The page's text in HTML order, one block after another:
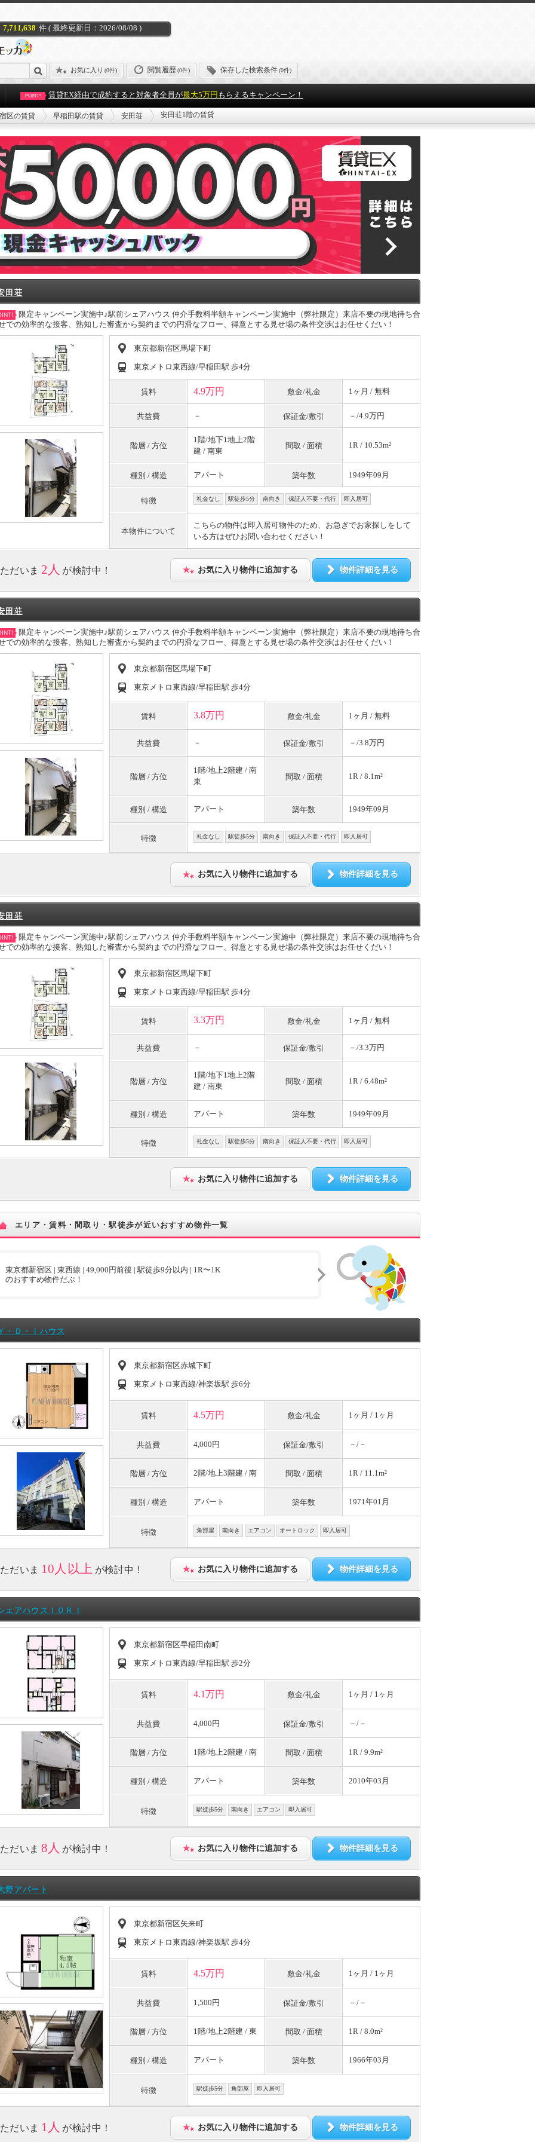
7,711,638 件 ( 最終更新日：2026/08/08 )
お気に入り (0件) 閲覧履歴(0件) 保存した検索条件(0件)
POINT! 賃貸EX経由で成約すると対象者全員が最大5万円 もらえるキャンペーン！
区の賃貸 早稲田駅の賃貸 安田荘 安田荘1階の賃貸
田荘
限定キャンペーン実施中♪駅前シェアハウス 仲介手数料半額キャンペーン実施中（弊社限定）来店不要の現地待ち合
での効率的な接客、熟知した審査から契約までの円滑なフロー、得意とする見せ場の条件交渉はお任せくだい！
東京都新宿区馬場下町
東京メトロ東西線/早稲田駅 歩4分
賃料 4.9万円 敷金/礼金 1ヶ月 / 無料
共益費 － 保証金/敷引 －/4.9万円
階層 / 方位
1階/地下1地上2階
建 / 南東
間取 / 面積 1R / 10.53m²
種別 / 構造 アパート 築年数 1949年09月
特徴 礼金なし 駅徒歩5分 南向き 保証人不要・代行 即入居可
本物件について
こちらの物件は即入居可物件のため、お急ぎでお家探しをして
いる方はぜひお問い合わせください！
ただいま 2人 が検討中！ お気に入り物件に追加する 物件詳細を見る
田荘
限定キャンペーン実施中♪駅前シェアハウス 仲介手数料半額キャンペーン実施中（弊社限定）来店不要の現地待ち合
での効率的な接客、熟知した審査から契約までの円滑なフロー、得意とする見せ場の条件交渉はお任せくだい！
東京都新宿区馬場下町
東京メトロ東西線/早稲田駅 歩4分
賃料 3.8万円 敷金/礼金 1ヶ月 / 無料
共益費 － 保証金/敷引 －/3.8万円
階層 / 方位
1階/地上2階建 / 南
東
間取 / 面積 1R / 8.1m²
種別 / 構造 アパート 築年数 1949年09月
特徴 礼金なし 駅徒歩5分 南向き 保証人不要・代行 即入居可
お気に入り物件に追加する 物件詳細を見る
田荘
限定キャンペーン実施中♪駅前シェアハウス 仲介手数料半額キャンペーン実施中（弊社限定）来店不要の現地待ち合
での効率的な接客、熟知した審査から契約までの円滑なフロー、得意とする見せ場の条件交渉はお任せくだい！
東京都新宿区馬場下町
東京メトロ東西線/早稲田駅 歩4分
賃料 3.3万円 敷金/礼金 1ヶ月 / 無料
共益費 － 保証金/敷引 －/3.3万円
階層 / 方位
1階/地下1地上2階
建 / 南東
間取 / 面積 1R / 6.48m²
種別 / 構造 アパート 築年数 1949年09月
特徴 礼金なし 駅徒歩5分 南向き 保証人不要・代行 即入居可
お気に入り物件に追加する 物件詳細を見る
エリア・賃料・間取り・駅徒歩が近いおすすめ物件一覧
東京都新宿区 | 東西線 | 49,000円前後 | 駅徒歩9分以内 | 1R〜1K
のおすすめ物件だぶ！
・Ｄ・Ｉハウス
東京都新宿区赤城下町
東京メトロ東西線/神楽坂駅 歩6分
賃料 4.5万円 敷金/礼金 1ヶ月 / 1ヶ月
共益費 4,000円 保証金/敷引 －/－
階層 / 方位 2階/地上3階建 / 南 間取 / 面積 1R / 11.1m²
種別 / 構造 アパート 築年数 1971年01月
特徴 角部屋 南向き エアコン オートロック 即入居可
ただいま 10人以上 が検討中！ お気に入り物件に追加する 物件詳細を見る
ェアハウスＩＯＲＩ
東京都新宿区早稲田南町
東京メトロ東西線/早稲田駅 歩2分
賃料 4.1万円 敷金/礼金 1ヶ月 / 1ヶ月
共益費 4,000円 保証金/敷引 －/－
階層 / 方位 1階/地上2階建 / 南 間取 / 面積 1R / 9.9m²
種別 / 構造 アパート 築年数 2010年03月
特徴 駅徒歩5分 南向き エアコン 即入居可
ただいま 8人 が検討中！ お気に入り物件に追加する 物件詳細を見る
野アパート
東京都新宿区矢来町
東京メトロ東西線/神楽坂駅 歩4分
賃料 4.5万円 敷金/礼金 1ヶ月 / 1ヶ月
共益費 1,500円 保証金/敷引 －/－
階層 / 方位 1階/地上2階建 / 東 間取 / 面積 1R / 8.0m²
種別 / 構造 アパート 築年数 1966年03月
特徴 駅徒歩5分 角部屋 即入居可
ただいま 1人 が検討中！ お気に入り物件に追加する 物件詳細を見る